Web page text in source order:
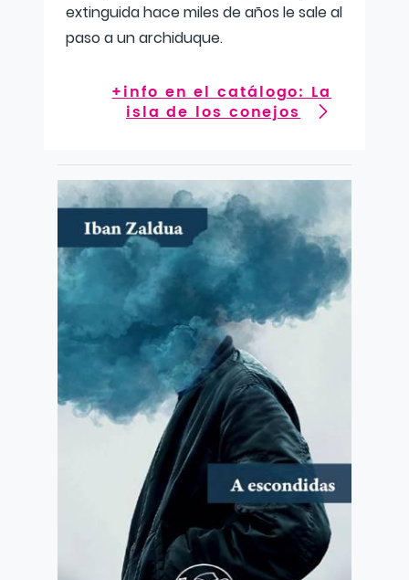
extinguida hace miles de años le sale al
paso a un archiduque.
+info en el catálogo: La
isla de los conejos